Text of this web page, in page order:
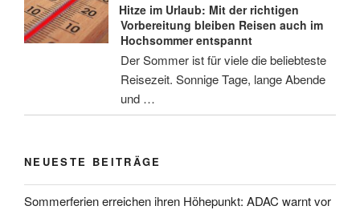
Hitze im Urlaub: Mit der richtigen
Vorbereitung bleiben Reisen auch im
Hochsommer entspannt
Der Sommer ist für viele die beliebteste
Reisezeit. Sonnige Tage, lange Abende
und …
NEUESTE BEITRÄGE
Sommerferien erreichen ihren Höhepunkt: ADAC warnt vor